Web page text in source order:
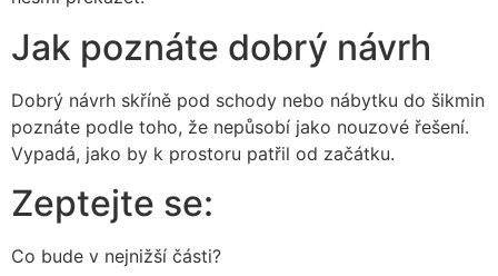
Jak poznáte dobrý návrh
Dobrý návrh skříně pod schody nebo nábytku do šikmin
poznáte podle toho, že nepůsobí jako nouzové řešení.
Vypadá, jako by k prostoru patřil od začátku.
Zeptejte se:
Co bude v nejnižší části?